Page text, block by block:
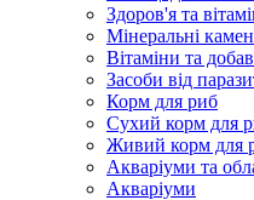
Здоров'я та
Мінеральні
Вітаміни та
Засоби від
Корм для риб
Сухий корм для
Живий корм для
Акваріуми та
Акваріуми